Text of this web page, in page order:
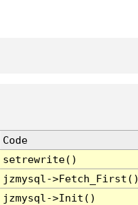
Code
setrewrite()
jzmysql-
jzmysql->Init()